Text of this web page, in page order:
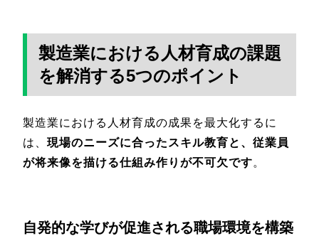
製造業における人材育成の課題
を解消する5つのポイント
製造業における人材育成の成果を最大化するに
は、 現場のニーズに合ったスキル教育と、従業員
が将来像を描ける仕組み作りが不可欠です。
自発的な学びが促進される職場環境を構築